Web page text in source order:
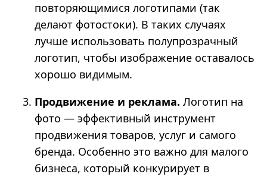
повторяющимися логотипами (так
делают фотостоки). В таких случаях
лучше использовать полупрозрачный
логотип, чтобы изображение оставалось
хорошо видимым.
Продвижение и реклама. Логотип на
фото — эффективный инструмент
продвижения товаров, услуг и самого
бренда. Особенно это важно для малого
бизнеса, который конкурирует в